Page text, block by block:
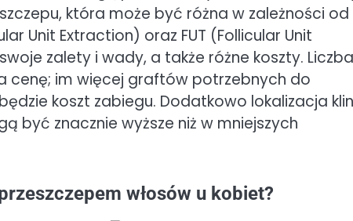
która może być różna w zależności od
Unit Extraction) oraz FUT (Follicular Unit
zalety i wady, a także różne koszty. Liczba
cenę; im więcej graftów potrzebnych do
koszt zabiegu. Dodatkowo lokalizacja
być znacznie wyższe niż w mniejszych
włosów u kobiet?